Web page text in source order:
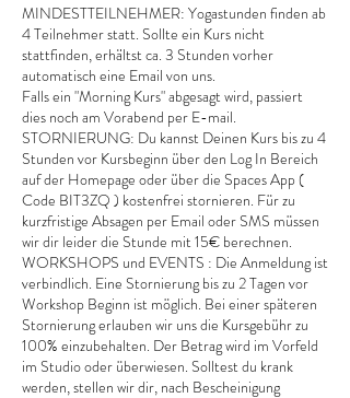
MINDESTTEILNEHMER: Yogastunden finden ab
4 Teilnehmer statt. Sollte ein Kurs nicht
stattfinden, erhältst ca. 3 Stunden vorher
automatisch eine Email von uns.
Falls ein "Morning Kurs" abgesagt wird, passiert
dies noch am Vorabend per E-mail.
STORNIERUNG: Du kannst Deinen Kurs bis zu 4
Stunden vor Kursbeginn über den Log In Bereich
auf der Homepage oder über die Spaces App (
Code BIT3ZQ ) kostenfrei stornieren. Für zu
kurzfristige Absagen per Email oder SMS müssen
wir dir leider die Stunde mit 15€ berechnen.
WORKSHOPS und EVENTS : Die Anmeldung ist
verbindlich. Eine Stornierung bis zu 2 Tagen vor
Workshop Beginn ist möglich. Bei einer späteren
Stornierung erlauben wir uns die Kursgebühr zu
100% einzubehalten. Der Betrag wird im Vorfeld
im Studio oder überwiesen. Solltest du krank
werden, stellen wir dir, nach Bescheinigung